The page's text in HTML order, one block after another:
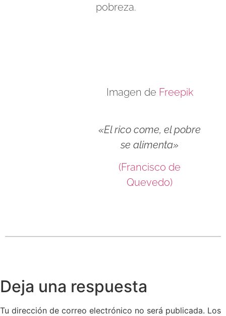
pobreza.
Imagen de Freepik
«El rico come, el pobre
se alimenta»
(Francisco de
Quevedo)
Deja una respuesta
Tu dirección de correo electrónico no será publicada. Los